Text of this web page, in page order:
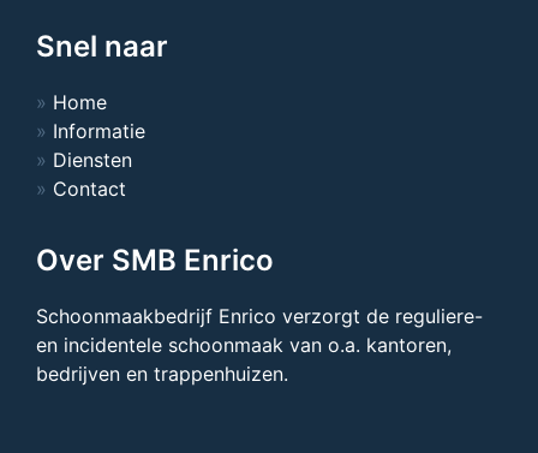
Snel naar
Home
Informatie
Diensten
Contact
Over SMB Enrico
Schoonmaakbedrijf Enrico verzorgt de reguliere-
en incidentele schoonmaak van o.a. kantoren,
bedrijven en trappenhuizen.